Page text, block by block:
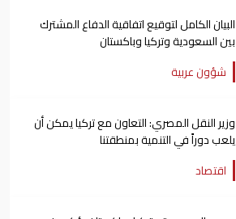
البيان الكامل لتوقيع اتفاقية الدفاع المشترك
بين السعودية وتركيا وباكستان
شؤون عربية
وزير النقل المصري: التعاون مع تركيا يمكن أن
يلعب دوراً في التنمية بمنطقتنا
اقتصاد